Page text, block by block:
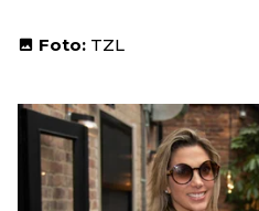
Foto: TZL